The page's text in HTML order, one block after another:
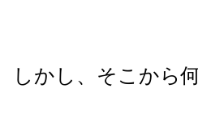
しかし、そこから